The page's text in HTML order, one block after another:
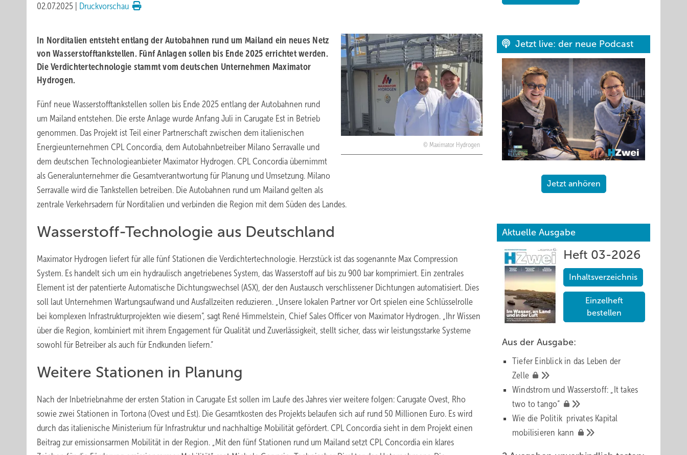
02.07.2025 Druckvorschau
Maximator Hydrogen
In Norditalien entsteht entlang der Autobahnen rund um Mailand ein neues Netz
von Wasserstofftankstellen. Fünf Anlagen sollen bis Ende 2025 errichtet werden.
Die Verdichtertechnologie stammt vom deutschen Unternehmen Maximator
Hydrogen.
Fünf neue Wasserstofftankstellen sollen bis Ende 2025 entlang der Autobahnen rund
um Mailand entstehen. Die erste Anlage wurde Anfang Juli in Carugate Est in Betrieb
genommen. Das Projekt ist Teil einer Partnerschaft zwischen dem italienischen
Energieunternehmen CPL Concordia, dem Autobahnbetreiber Milano Serravalle und
dem deutschen Technologieanbieter Maximator Hydrogen. CPL Concordia übernimmt
als Generalunternehmer die Gesamtverantwortung für Planung und Umsetzung. Milano
Serravalle wird die Tankstellen betreiben. Die Autobahnen rund um Mailand gelten als
zentrale Verkehrsadern für Norditalien und verbinden die Region mit dem Süden des Landes.
Wasserstoff-Technologie aus Deutschland
Maximator Hydrogen liefert für alle fünf Stationen die Verdichtertechnologie. Herzstück ist das sogenannte Max Compression
System. Es handelt sich um ein hydraulisch angetriebenes System, das Wasserstoff auf bis zu 900 bar komprimiert. Ein zentrales
Element ist der patentierte Automatische Dichtungswechsel (ASX), der den Austausch verschlissener Dichtungen automatisiert. Dies
soll laut Unternehmen Wartungsaufwand und Ausfallzeiten reduzieren. „Unsere lokalen Partner vor Ort spielen eine Schlüsselrolle
bei komplexen Infrastrukturprojekten wie diesem“, sagt René Himmelstein, Chief Sales Officer von Maximator Hydrogen. „Ihr Wissen
über die Region, kombiniert mit ihrem Engagement für Qualität und Zuverlässigkeit, stellt sicher, dass wir leistungsstarke Systeme
sowohl für Betreiber als auch für Endkunden liefern.“
Weitere Stationen in Planung
Nach der Inbetriebnahme der ersten Station in Carugate Est sollen im Laufe des Jahres vier weitere folgen: Carugate Ovest, Rho
sowie zwei Stationen in Tortona (Ovest und Est). Die Gesamtkosten des Projekts belaufen sich auf rund 50 Millionen Euro. Es wird
durch das italienische Ministerium für Infrastruktur und nachhaltige Mobilität gefördert. CPL Concordia sieht in dem Projekt einen
Beitrag zur emissionsarmen Mobilität in der Region. „Mit den fünf Stationen rund um Mailand setzt CPL Concordia ein klares
Jetzt live: der neue Podcast
Jetzt anhören
Aktuelle Ausgabe
Heft 03-2026
Inhaltsverzeichnis
Einzelheft
bestellen
Aus der Ausgabe:
Tiefer Einblick in das Leben der
Zelle
Windstrom und Wasserstoff: „It takes
two totango“
Wie die Politik privates Kapital
mobilisieren kann